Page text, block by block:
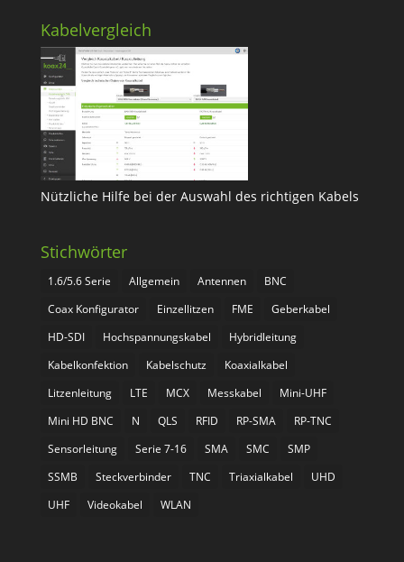
Kabelvergleich
Nützliche Hilfe bei der Auswahl des richtigen Kabels
Stichwörter
1.6/5.6 Serie Allgemein Antennen
BNC
Coax Konfigurator
Einzellitzen FME
Geberkabel
HD-SDI
Hochspannungskabel
Hybridleitung
Kabelkonfektion
Kabelschutz
Koaxialkabel
Litzenleitung
LTE MCX Messkabel
Mini-UHF
Mini HD BNC
N QLS RFID RP-SMA
RP-TNC
Sensorleitung
Serie 7-16 SMA SMC
SMP
SSMB
Steckverbinder TNC Triaxialkabel
UHD
UHF
Videokabel WLAN